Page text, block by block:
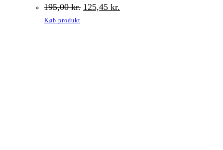
195,00kr. Den
oprindelige
125,45 kr.
Køb produkt